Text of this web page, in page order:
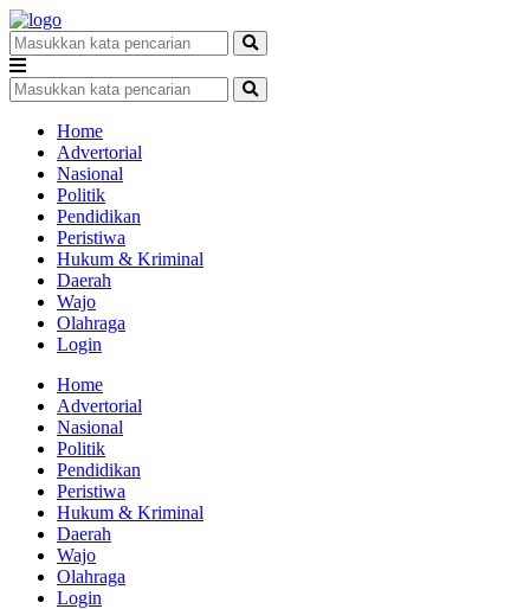
Home
Advertorial
Nasional
Politik
Pendidikan
Peristiwa
Hukum & Kriminal
Daerah
Wajo
Olahraga
Login
Home
Advertorial
Nasional
Politik
Pendidikan
Peristiwa
Hukum & Kriminal
Daerah
Wajo
Olahraga
Login